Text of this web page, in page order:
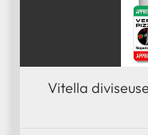
Vitella